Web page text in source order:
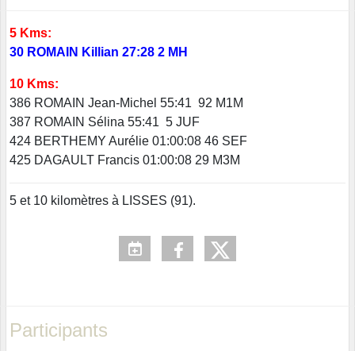
5 Kms:
30 ROMAIN Killian 27:28 2 MH
10 Kms:
386 ROMAIN Jean-Michel 55:41 92 M1M
387 ROMAIN Sélina 55:41 5 JUF
424 BERTHEMY Aurélie 01:00:08 46 SEF
425 DAGAULT Francis 01:00:08 29 M3M
5 et 10 kilomètres à LISSES (91).
Participants